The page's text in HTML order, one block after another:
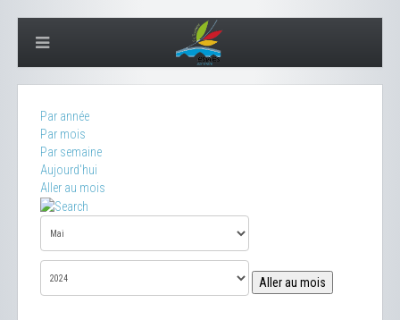
Par année
Par mois
Par semaine
Aujourd'hui
Aller au mois
Aller au mois